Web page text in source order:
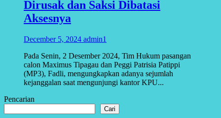
Dirusak dan Saksi Dibatasi
Aksesnya
December 5, 2024 admin1
Pada Senin, 2 Desember 2024, Tim Hukum pasangan
calon Maximus Tipagau dan Peggi Patrisia Patippi
(MP3), Fadli, mengungkapkan adanya sejumlah
kejanggalan saat mengunjungi kantor KPU...
Pencarian
Cari